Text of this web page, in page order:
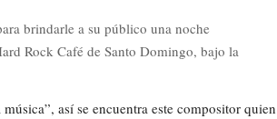
brindarle a su público una noche
Rock Café de Santo Domingo, bajo la
así se encuentra este compositor quien